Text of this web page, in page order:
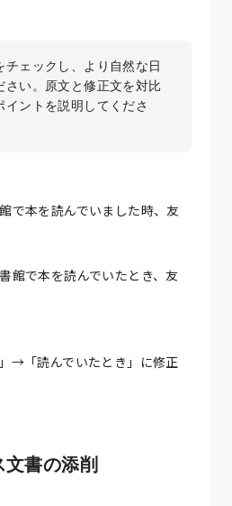
チェックし、より自然な日
さい。原文と修正文を対比
イントを説明してくださ
で本を読んでいました時、友
館で本を読んでいたとき、友
→「読んでいたとき」に修正
書の添削